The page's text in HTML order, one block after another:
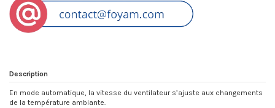
Description
En mode automatique, la vitesse du ventilateur s’ajuste aux changements
de la température ambiante.